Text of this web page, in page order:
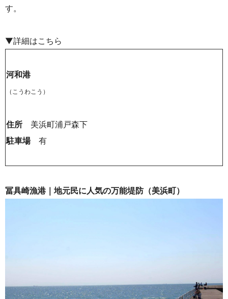
す。
▼詳細はこちら
河和港
（こうわこう）
住所 美浜町浦戸森下
駐車場有
冨具崎漁港｜地元民に人気の万能堤防（美浜町）